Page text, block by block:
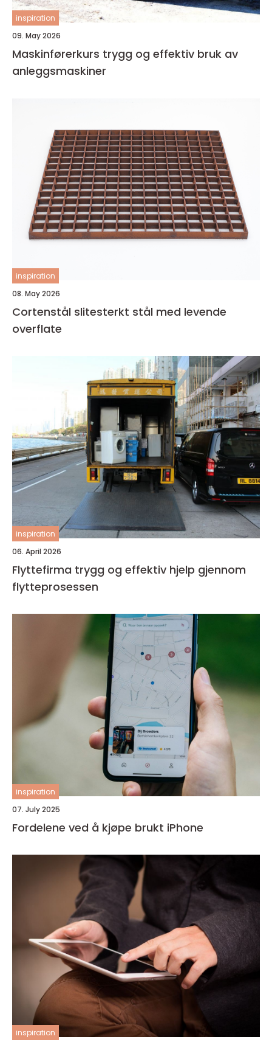
inspiration
09. May 2026
Maskinførerkurs trygg og effektiv bruk av
anleggsmaskiner
inspiration
08. May 2026
Cortenstål slitesterkt stål med levende
overflate
inspiration
06. April 2026
Flyttefirma trygg og effektiv hjelp gjennom
flytteprosessen
inspiration
07. July 2025
Fordelene ved å kjøpe brukt iPhone
inspiration